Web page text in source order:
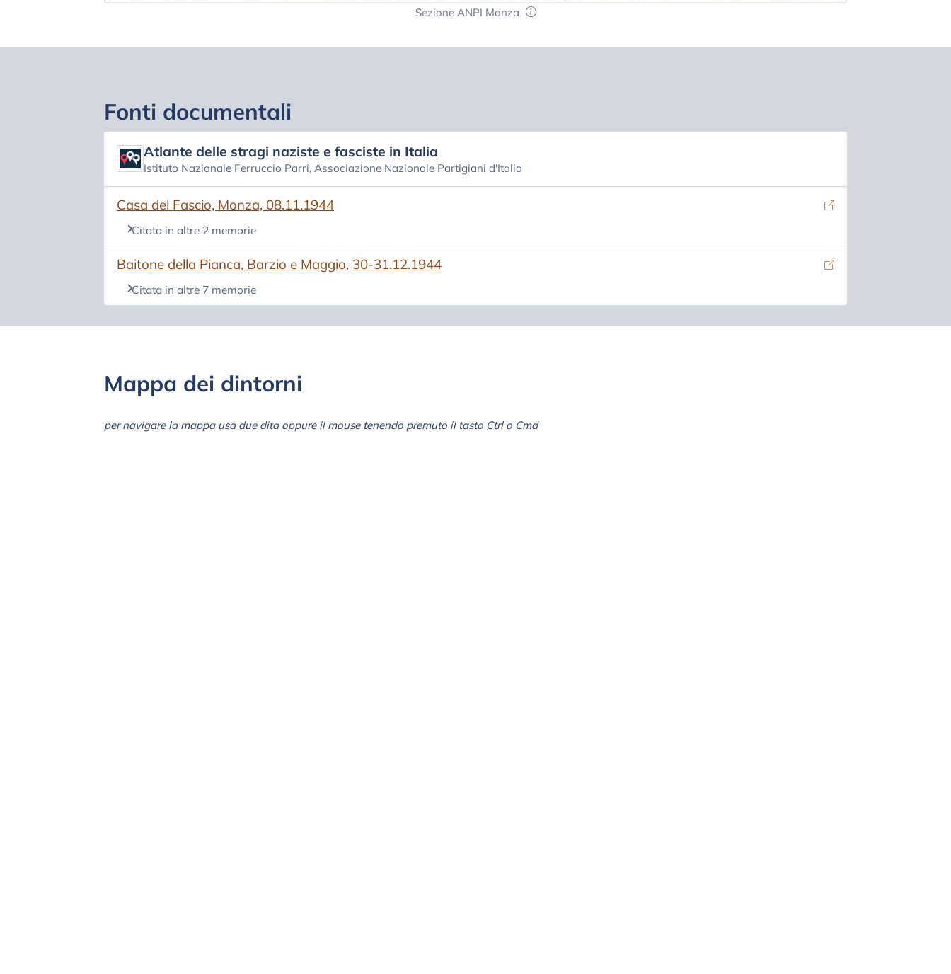
Sezione ANPI Monza
Fonti documentali
Atlante delle stragi naziste e fasciste in Italia
Istituto Nazionale Ferruccio Parri, Associazione Nazionale Partigiani d'Italia
Casa del Fascio, Monza, 08.11.1944
(si apre in una nuova scheda)
Citata in altre 2 memorie
Baitone della Pianca, Barzio e Maggio, 30-31.12.1944
(si apre in una nuova scheda)
Citata in altre 7 memorie
Mappa dei dintorni
per navigare la mappa usa due dita oppure il mouse tenendo premuto il tasto Ctrl o Cmd